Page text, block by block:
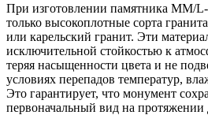
При изготовлении памятника ММ/L-
только высокоплотные сорта
или карельский гранит. Эти
исключительной стойкостью к
теряя насыщенности цвета и не
условиях перепадов температур,
Это гарантирует, что монумент
первоначальный вид на протяжении